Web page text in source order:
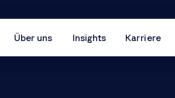
Über uns Insights Karriere